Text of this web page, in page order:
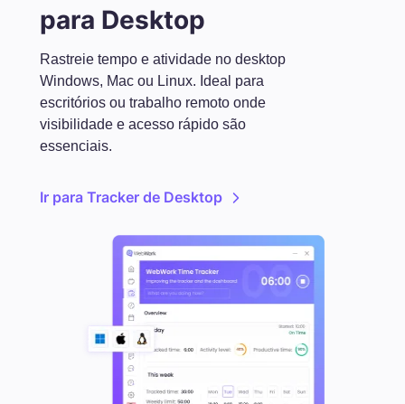
para Desktop
Rastreie tempo e atividade no desktop
Windows, Mac ou Linux. Ideal para
escritórios ou trabalho remoto onde
visibilidade e acesso rápido são
essenciais.
Ir para Tracker de Desktop